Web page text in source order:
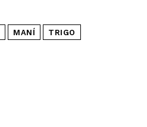
MANÍ TRIGO